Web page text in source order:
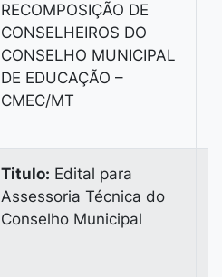
RECOMPOSIÇÃO DE
CONSELHEIROS DO
CONSELHO MUNICIPAL
DE EDUCAÇÃO –
CMEC/MT
Titulo: Edital para
Assessoria Técnica do
Conselho Municipal